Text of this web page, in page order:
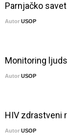
Parnjačko
Autor USOP
Monitoring
Autor USOP
HIV zdrastveni
Autor USOP